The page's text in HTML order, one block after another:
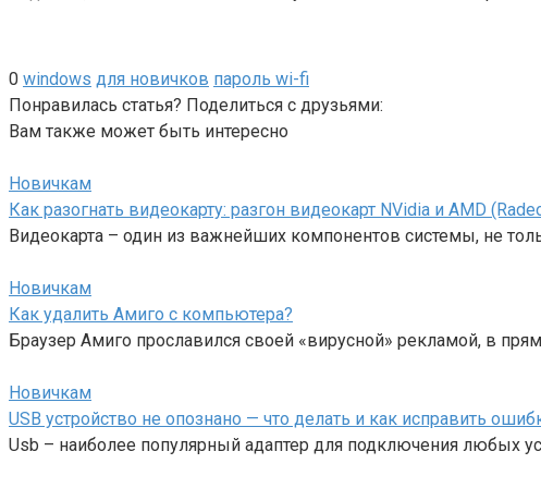
0 windows для новичков пароль wi-fi
Понравилась статья? Поделиться с друзьями:
Вам также может быть интересно
Новичкам
Как разогнать видеокарту: разгон видеокарт NVidia и AMD
Видеокарта – один из важнейших компонентов системы, не
Новичкам
Как удалить Амиго с компьютера?
Браузер Амиго прославился своей «вирусной» рекламой, в
Новичкам
USB устройство не опознано — что делать и как исправить
Usb – наиболее популярный адаптер для подключения любых